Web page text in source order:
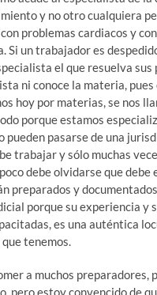
y no otro cualquiera
problemas cardiacos y
Si un trabajador es
el que resuelva
ni conoce la materia,
hoy por materias, se nos
porque estamos
pueden pasarse de una
trabajar y sólo muchas
debe olvidarse que
preparados y
porque su experiencia y
es una auténtica
tenemos.
a muchos preparadores,
pero estoy convencido de